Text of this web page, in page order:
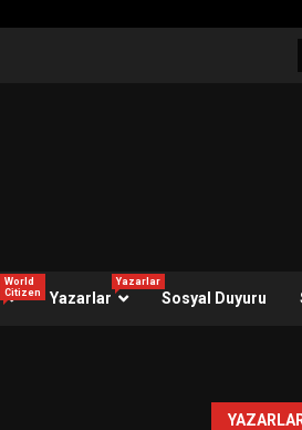
World
Citizen
Yazarlar
Yazarlar
Sosyal Duyuru